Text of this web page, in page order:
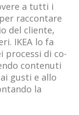
a tutti i
raccontare
del cliente,
IKEA lo fa
processi di co-
contenuti
gusti e allo
la